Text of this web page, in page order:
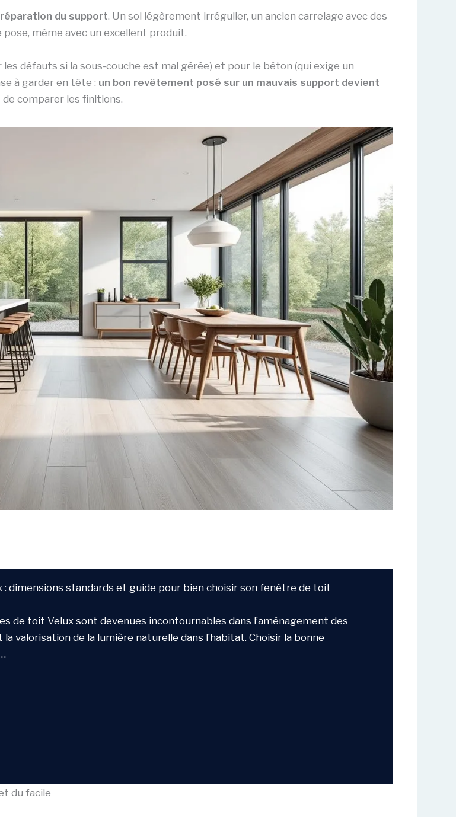
du support. Un sol légèrement irrégulier, un ancien carrelage avec des
même avec un excellent produit.
défauts si la sous-couche est mal gérée) et pour le béton (qui exige un
à garder en tête : un bon revêtement posé sur un mauvais support devient
de comparer les finitions.
: dimensions standards et guide pour bien choisir son fenêtre de toit
de toit Velux sont devenues incontournables dans l’aménagement des
valorisation de la lumière naturelle dans l’habitat. Choisir la bonne
du facile